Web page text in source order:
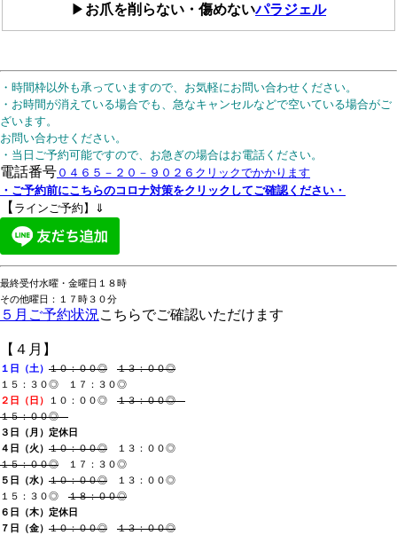
▶ お爪を削らない・傷めないパラジェル
・時間枠以外も承っていますので、お気軽にお問い合わせください。
・お時間が消えている場合でも、急なキャンセルなどで空いている場合がご
ざいます。
お問い合わせください。
・当日ご予約可能ですので、お急ぎの場合はお電話ください。
電話番号 ０４６５－２０－９０２６クリックでかかります
・ご予約前にこちらのコロナ対策をクリックしてご確認ください・
【 ラインご予約】⇓
最終受付水曜・金曜日１８時
その他曜日：１７時３０分
５月ご予約状況こちらでご確認いただけます
【４月】
１日（土） １０：００◎
１３：００◎
１５：３０◎ １７：３０◎
２日（日）
１ ０：００◎ １３：００◎
１５：００◎
３日（月 ） 定休日
４日（火） １０：００◎ １３：００◎
１５：００◎ １７：３０◎
５日（水） １０：００◎ １３：００◎
１５：３０◎ １８：００◎
６日（木）定休日
７日（金） １０：００◎
１３：００◎